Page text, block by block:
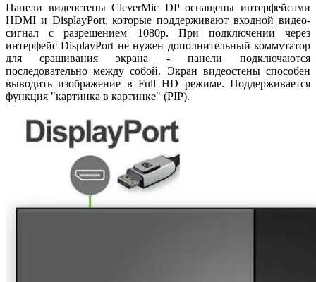
Панели видеостены CleverMic DP оснащены интерфейсами
HDMI и DisplayPort, которые поддерживают входной видео-
сигнал с разрешением 1080р. При подключении через
интерфейс DisplayPort не нужен дополнительный коммутатор
для сращивания экрана - панели подключаются
последовательно между собой. Экран видеостены способен
выводить изображение в Full HD режиме. Поддерживается
функция "картинка в картинке" (PIP).